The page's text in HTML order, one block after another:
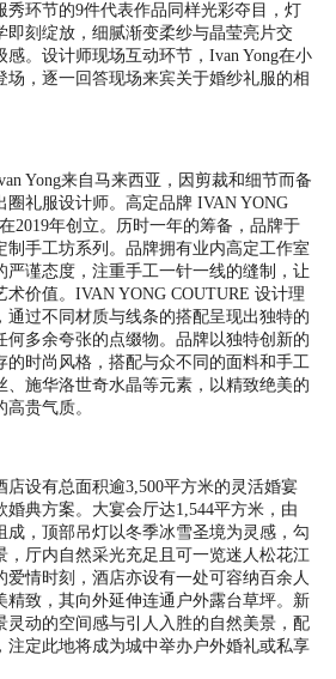
秀环节的9件代表作品同样光彩夺目，灯
即刻绽放，细腻渐变柔纱与晶莹亮片交
。设计师现场互动环节，Ivan Yong在小
场，逐一回答现场来宾关于婚纱礼服的相
Yong来自马来西亚，因剪裁和细节而备
圈礼服设计师。高定品牌 IVAN YONG
2019年创立。历时一年的筹备，品牌于
制手工坊系列。品牌拥有业内高定工作室
严谨态度，注重手工一针一线的缝制，让
价值。IVAN YONG COUTURE 设计理
通过不同材质与线条的搭配呈现出独特的
何多余夸张的点缀物。品牌以独特创新的
的时尚风格，搭配与众不同的面料和手工
、施华洛世奇水晶等元素，以精致绝美的
贵气质。
店设有总面积逾3,500平方米的灵活婚宴
婚典方案。大宴会厅达1,544平方米，由
成，顶部吊灯以冬季冰雪圣境为灵感，勾
，厅内自然采光充足且可一览迷人松花江
爱情时刻，酒店亦设有一处可容纳百余人
精致，其向外延伸连通户外露台草坪。新
灵动的空间感与引人入胜的自然美景，配
注定此地将成为城中举办户外婚礼或私享